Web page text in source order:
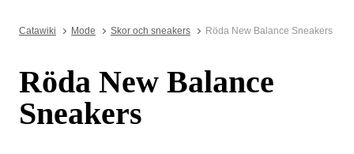
Catawiki Mode Skor och sneakers Röda New Balance Sneakers
Röda New Balance
Sneakers